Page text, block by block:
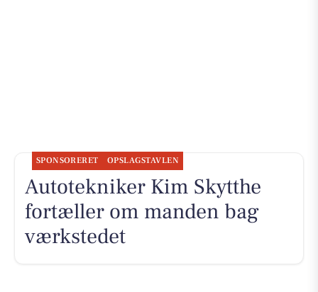
SPONSORERET OPSLAGSTAVLEN
Autotekniker Kim Skytthe
fortæller om manden bag
værkstedet